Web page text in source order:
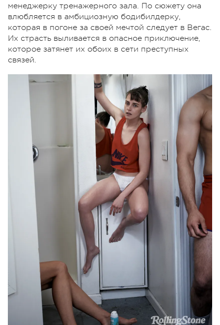
менеджерку тренажерного зала. По сюжету она
влюбляется в амбициозную бодибилдерку,
которая в погоне за своей мечтой следует в Вегас.
Их страсть выливается в опасное приключение,
которое затянет их обоих в сети преступных
связей.